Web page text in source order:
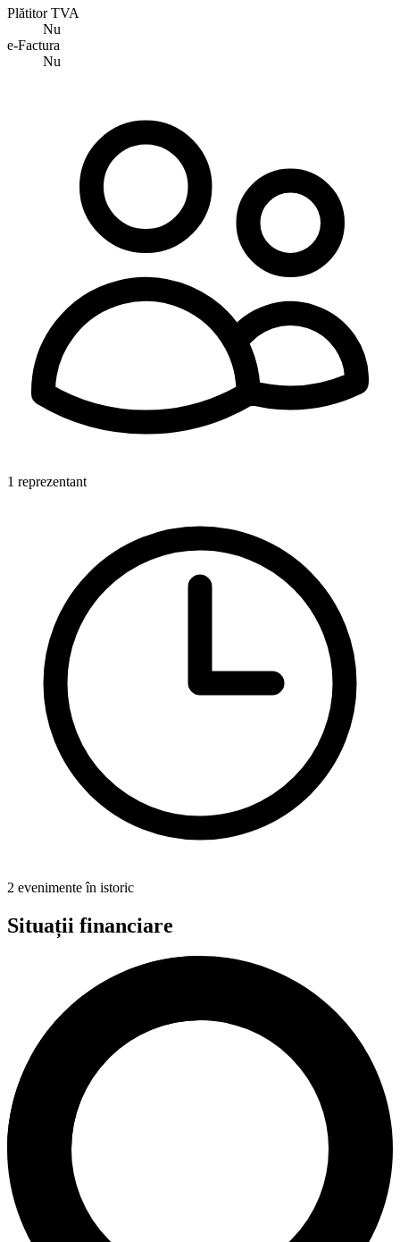
Plătitor TVA
Nu
e-Factura
Nu
1 reprezentant
2 evenimente în istoric
Situații financiare